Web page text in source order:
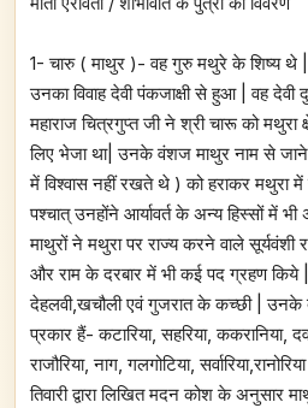
1- चारु ( माथुर )- वह गुरु मथुरे के शिष्य थे
उनका विवाह देवी पंकजाक्षी से हुआ | वह देवी
महाराज चित्रगुप्त जी ने श्री चारू को मथुरा
लिए भेजा था| उनके वंशज माथुर नाम से जाने
में विश्वास नहीं रखते थे ) को हराकर मथुरा में
पश्चात् उनहोंने आर्यावर्त के अन्य हिस्सों में भी
माथुरों ने मथुरा पर राज्य करने वाले
और राम के दरबार में भी कई पद ग्रहण किये |
देहलवी,खचौली एवं गुजरात के कच्छी |
प्रकार हैं- कटारिया, सहरिया, ककरानिया,
राजौरिया, नाग, गलगोटिया,
तिवारी द्वारा लिखित मदन कोश के अनुसार